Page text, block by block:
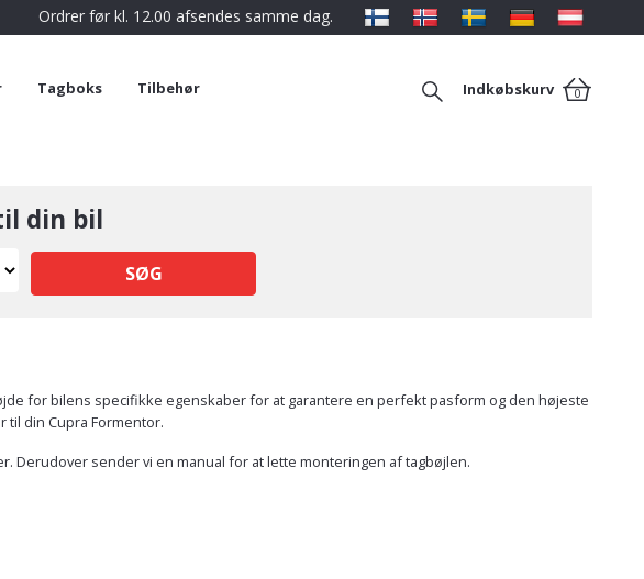
Ordrer før kl. 12.00 afsendes samme dag.
Tagboks Tilbehør Indkøbskurv 0
din bil
SØG
for bilens specifikke egenskaber for at garantere en perfekt pasform og den højeste
din Cupra Formentor.
Derudover sender vi en manual for at lette monteringen af tagbøjlen.